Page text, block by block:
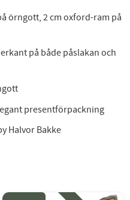
örngott, 2 cm oxford-ram på
på både påslakan och
presentförpackning
Halvor Bakke